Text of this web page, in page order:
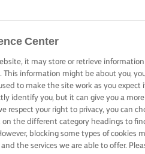
Center
it may store or retrieve
This information might be about you,
to make the site work as you expect
identify you, but it can give you a
respect your right to privacy, you can
on the different category headings to
blocking some types of cookies
the services we are able to offer.